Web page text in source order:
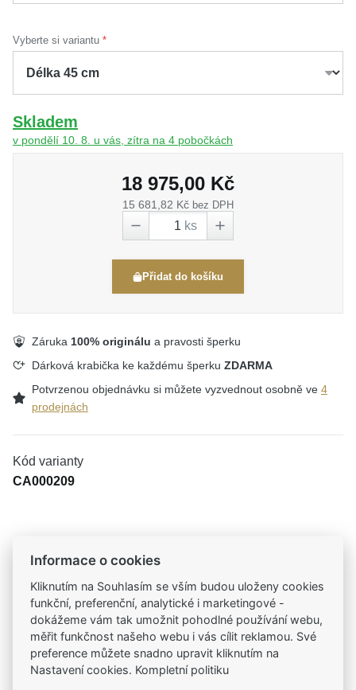
Vyberte si variantu
Skladem
v pondělí 10. 8. u vás, zítra na 4 pobočkách
18 975,00 Kč
15 681,82 Kč bez DPH
ks
Přidat do košíku
Záruka 100% originálu a pravosti šperku
Dárková krabička ke každému šperku ZDARMA
Potvrzenou objednávku si můžete vyzvednout osobně ve 4
prodejnách
Kód varianty
CA000209
Už od roku 2001 jsme součástí vašich příběhů
Široký výběr produktů
Na našem e-shopu máte výběr z tisíců šperků
Garance vysoké kvality
Informace o cookies
Kliknutím na Souhlasím se vším budou uloženy cookies
funkční, preferenční, analytické i marketingové -
dokážeme vám tak umožnit pohodlné používání webu,
měřit funkčnost našeho webu i vás cílit reklamou. Své
preference můžete snadno upravit kliknutím na
Nastavení cookies. Kompletní politiku